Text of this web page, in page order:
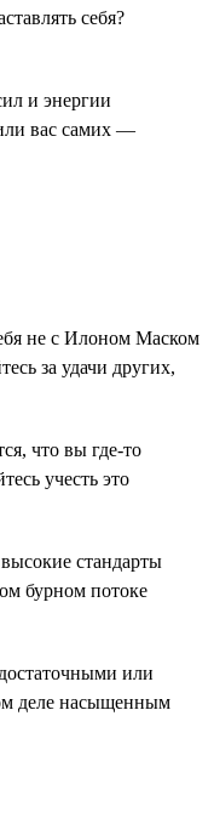
себя?
и энергии
или вас самих —
не с Илоном Маском
за удачи других,
что вы где-то
учесть это
стандарты
бурном потоке
или
деле насыщенным